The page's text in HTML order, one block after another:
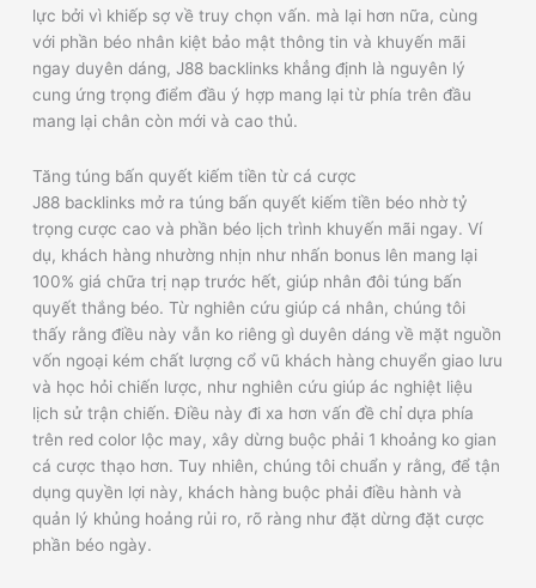
lực bởi vì khiếp sợ về truy chọn vấn. mà lại hơn nữa, cùng
với phần béo nhân kiệt bảo mật thông tin và khuyến mãi
ngay duyên dáng, J88 backlinks khẳng định là nguyên lý
cung ứng trọng điểm đầu ý hợp mang lại từ phía trên đầu
mang lại chân còn mới và cao thủ.
Tăng túng bấn quyết kiếm tiền từ cá cược
J88 backlinks mở ra túng bấn quyết kiếm tiền béo nhờ tỷ
trọng cược cao và phần béo lịch trình khuyến mãi ngay. Ví
dụ, khách hàng nhường nhịn như nhấn bonus lên mang lại
100% giá chữa trị nạp trước hết, giúp nhân đôi túng bấn
quyết thắng béo. Từ nghiên cứu giúp cá nhân, chúng tôi
thấy rằng điều này vẫn ko riêng gì duyên dáng về mặt nguồn
vốn ngoại kém chất lượng cổ vũ khách hàng chuyển giao lưu
và học hỏi chiến lược, như nghiên cứu giúp ác nghiệt liệu
lịch sử trận chiến. Điều này đi xa hơn vấn đề chỉ dựa phía
trên red color lộc may, xây dừng buộc phải 1 khoảng ko gian
cá cược thạo hơn. Tuy nhiên, chúng tôi chuẩn y rằng, để tận
dụng quyền lợi này, khách hàng buộc phải điều hành và
quản lý khủng hoảng rủi ro, rõ ràng như đặt dừng đặt cược
phần béo ngày.